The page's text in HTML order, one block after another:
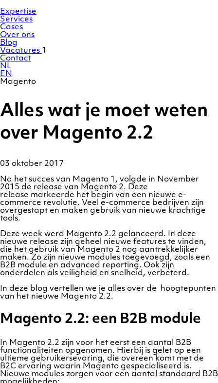
naar
de
inhoud
Expertise
Services
Cases
Over ons
Blog
Vacatures 1
Contact
NL
EN
Magento
Alles wat je moet weten
over Magento 2.2
03 oktober 2017
Na het succes van Magento 1, volgde in November
2015 de release van Magento 2. Deze
release markeerde het begin van een nieuwe e-
commerce revolutie. Veel e-commerce bedrijven zijn
overgestapt en maken gebruik van nieuwe krachtige
tools.
Deze week werd Magento 2.2 gelanceerd. In deze
nieuwe release zijn geheel nieuwe features te vinden,
die het gebruik van Magento 2 nog aantrekkelijker
maken. Zo zijn nieuwe modules toegevoegd, zoals een
B2B module en advanced reporting. Ook zijn
onderdelen als veiligheid en snelheid, verbeterd.
In deze blog vertellen we je alles over de hoogtepunten
van het nieuwe Magento 2.2.
Magento 2.2: een B2B module
In Magento 2.2 zijn voor het eerst een aantal B2B
functionaliteiten opgenomen. Hierbij is gelet op een
ultieme gebruikersevaring, die overeen komt met de
B2C ervaring waarin Magento gespecialiseerd is.
Nieuwe modules zorgen voor een aantal standaard B2B